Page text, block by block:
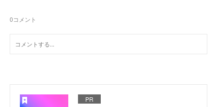
0コメント
PR